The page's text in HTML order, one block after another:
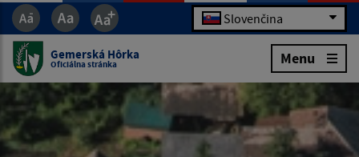
Slovenčina
Gemerská Hôrka
Oficiálna stránka Menu